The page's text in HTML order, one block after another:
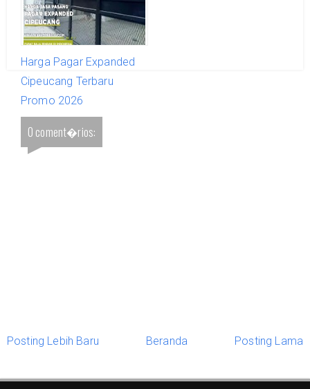
Harga Pagar Expanded
Cipeucang Terbaru
Promo 2026
0 coment�rios:
Posting Lebih Baru Beranda Posting Lama